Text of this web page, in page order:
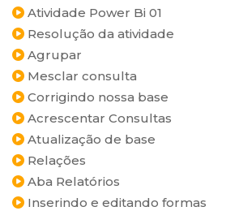
Atividade Power Bi 01
Resolução da atividade
Agrupar
Mesclar consulta
Corrigindo nossa base
Acrescentar Consultas
Atualização de base
Relações
Aba Relatórios
Inserindo e editando formas